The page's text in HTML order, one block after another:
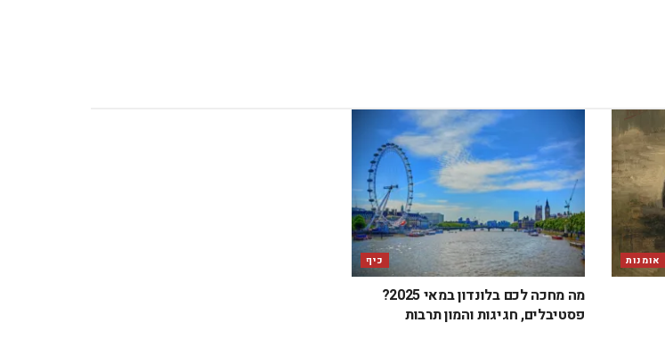
אומנות כיף
מה מחכה לכם בלונדון במאי 2025?
פסטיבלים, חגיגות והמון תרבות